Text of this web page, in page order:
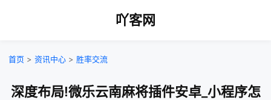
吖客网
首页 > 资讯中心 > 胜率交流
深度布局!微乐云南麻将插件安卓_小程序怎